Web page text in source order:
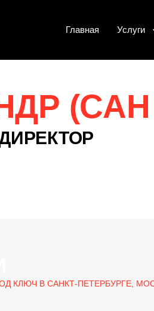
Главная Услуги
КЛЮЧ В САНКТ-ПЕТЕРБУРГЕ,